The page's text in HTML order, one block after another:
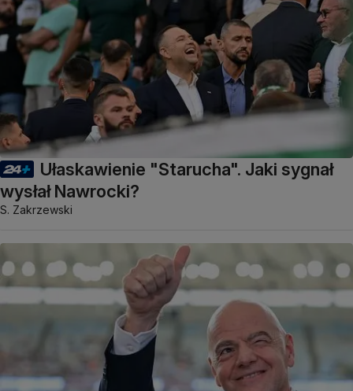
Ułaskawienie "Starucha". Jaki sygnał
wysłał Nawrocki?
S. Zakrzewski